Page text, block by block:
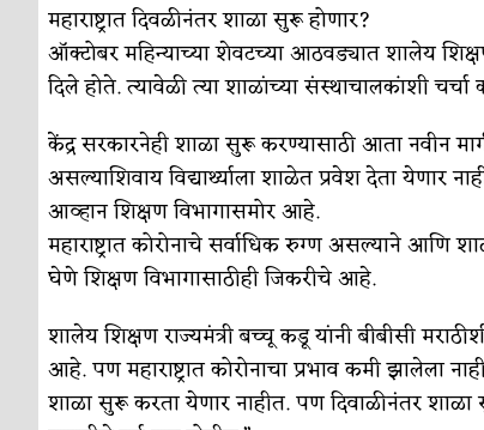
महाराष्ट्रात दिवळीनंतर शाळा सुरू होणार?
ऑक्टोबर महिन्याच्या शेवटच्या आठवड्यात शालेय
दिले होते. त्यावेळी त्या शाळांच्या संस्थाचालकांशी चर्चा
केंद्र सरकारनेही शाळा सुरू करण्यासाठी आता नवीन
असल्याशिवाय विद्यार्थ्याला शाळेत प्रवेश देता येणार
आव्हान शिक्षण विभागासमोर आहे.
महाराष्ट्रात कोरोनाचे सर्वाधिक रुग्ण असल्याने आणि
घेणे शिक्षण विभागासाठीही जिकरीचे आहे.
शालेय शिक्षण राज्यमंत्री बच्चू कडू यांनी बीबीसी
आहे. पण महाराष्ट्रात कोरोनाचा प्रभाव कमी झालेला
शाळा सुरू करता येणार नाहीत. पण दिवाळीनंतर